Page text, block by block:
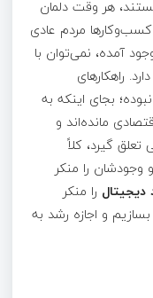
هر وقت دلمان
مردم عادی
آمده، نمی‌توان با
راهکار‌های
بجای اینکه به
مانده‌اند و
گیرد، کلاً
را منکر
دیجیتال را منکر
و اجازه رشد به